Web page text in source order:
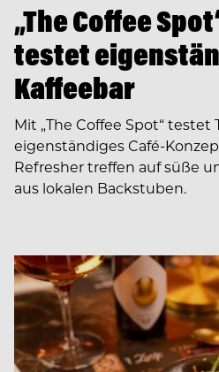
„The Coffee
testet
Kaffeebar
Mit „The Coffee Spot“
eigenständiges Café-
Refresher treffen auf süße
aus lokalen Backstuben.